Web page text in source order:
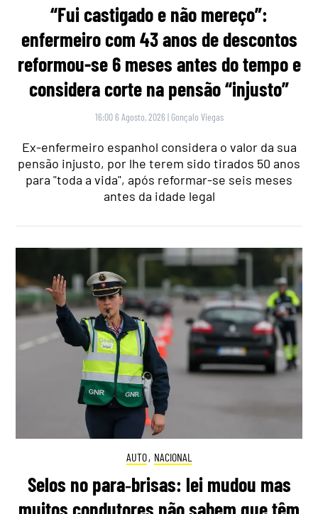
“Fui castigado e não mereço”:
enfermeiro com 43 anos de descontos
reformou-se 6 meses antes do tempo e
considera corte na pensão “injusto”
16:00 6 Agosto, 2026 | Gonçalo Viegas
Ex-enfermeiro espanhol considera o valor da sua
pensão injusto, por lhe terem sido tirados 50 anos
para "toda a vida", após reformar-se seis meses
antes da idade legal
AUTO, NACIONAL
Selos no para‑brisas: lei mudou mas